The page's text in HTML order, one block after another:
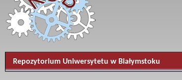
Repozytorium Uniwersytetu w Białymstoku